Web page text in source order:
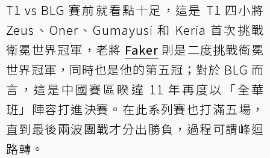
T1 vs BLG 賽前就看點十足，這是 T1 四小將
Zeus、Oner、Gumayusi 和 Keria 首次挑戰
衛冕世界冠軍，老將 Faker 則是二度挑戰衛冕
世界冠軍，同時也是他的第五冠；對於 BLG 而
言，這是中國賽區睽違 11 年再度以「全華
班」陣容打進決賽。在此系列賽也打滿五場，
直到最後兩波團戰才分出勝負，過程可謂峰迴
路轉。